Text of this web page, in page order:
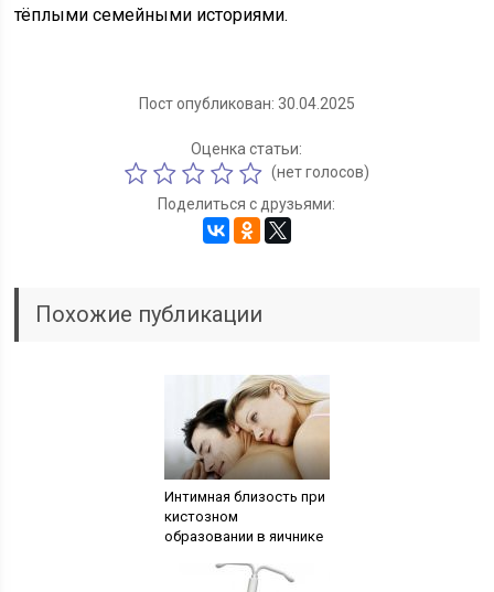
тёплыми семейными историями.
Пост опубликован: 30.04.2025
Оценка статьи:
(нет голосов)
Поделиться с друзьями:
Похожие публикации
Интимная близость при
кистозном
образовании в яичнике